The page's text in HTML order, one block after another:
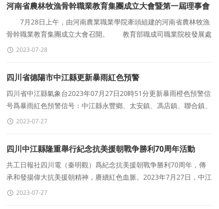
河南省農林牧漁骨幹職業教育集團成立大會暨第一屆理事會
舉行
7月28日上午，由河南農業職業學院牽頭組建的河南省農林牧漁
骨幹職業教育集團成立大會召開。 教育部職成司職業院校發展處
處長任占營視頻緻辭。他指出，職業教育是建設
2023-07-28
四川省德陽市中江縣更新暴雨紅色預警
四川省中江縣氣象台2023年07月27日20時51分更新暴雨橙色預警信
号爲暴雨紅色預警信号：中江縣永豐鄉、太安鎮、馮店鎮、聯合鎮、
會龍鎮、倉山鎮3小時降雨量将達100毫米以
2023-07-27
四川中江縣隆重舉行紀念抗美援朝戰争勝利70周年活動
共工日報社四川電（秦明觀）爲紀念抗美援朝戰争勝利70周年，傳
承和發揚偉大抗美援朝精神，赓續紅色血脈。2023年7月27日，中江
縣紀念抗美援朝戰争勝利70周年活動在黃繼光紀念
2023-07-27